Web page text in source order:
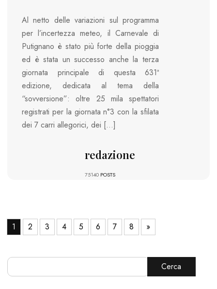
Al netto delle variazioni sul programma
per l’incertezza meteo, il Carnevale di
Putignano è stato più forte della pioggia
ed è stata un successo anche la terza
giornata principale di questa 631ª
edizione, dedicata al tema della
“sovversione”: oltre 25 mila spettatori
registrati per la giornata n°3 con la sfilata
dei 7 carri allegorici, dei […]
redazione
75140 POSTS
1 2 3 4 5 6 7 8 »
Cerca